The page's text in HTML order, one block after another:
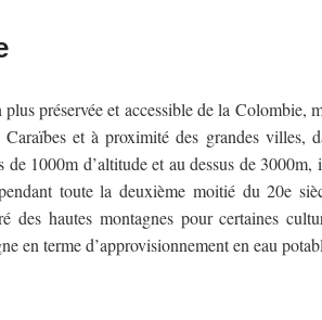
préservée et accessible de la
et à proximité des grandes villes,
1000m d’altitude et au dessus de
toute la deuxième moitié du 20e
des hautes montagnes pour certaines
en terme d’approvisionnement en eau